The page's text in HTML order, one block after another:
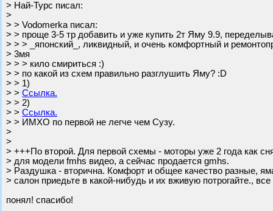
> Най-Турс писал:
>
> > Vodomerka писал:
> > проще 3-5 тр добавить и уже купить 2т Яму 9.9,
> > > _японский_, ликвидный, и очень комфортный и
> 3мя
> > > кило смириться :)
> > по какой из схем правильно разглушить Яму? :D
> > 1)
> > Ссылка.
> > 2)
> > Ссылка.
> > ИМХО по первой не легче чем Сузу.
>
>
> +++По второй. Для первой схемы - моторы уже 2 года как
> для модели fmhs видео, а сейчас продается gmhs.
> Раздушка - вторична. Комфорт и общее качество разные,
> салон приедьте в какой-нибудь и их вживую потрогайте.,
понял! спасибо!